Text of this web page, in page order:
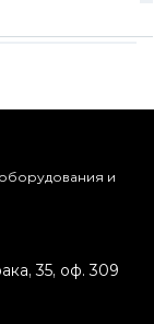
и
35, оф. 309